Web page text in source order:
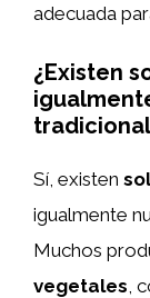
adecuada
¿Existen
Sí, existen
igualmente
Muchos
vegetales,